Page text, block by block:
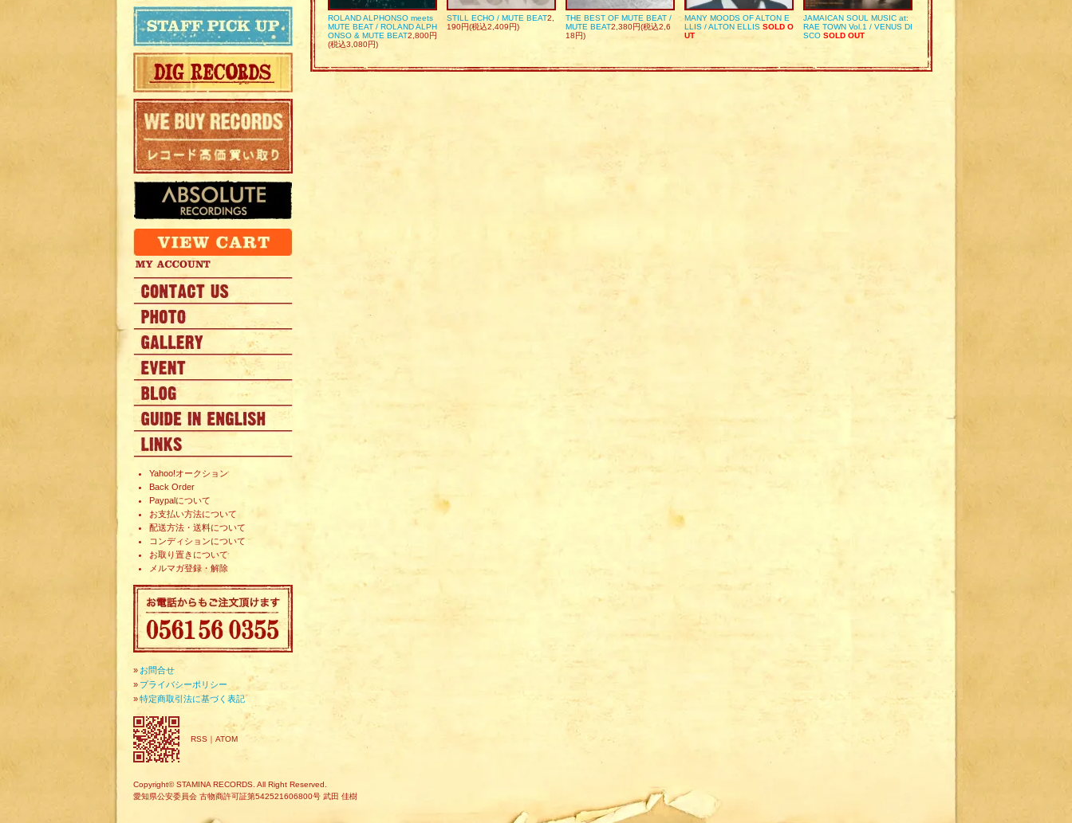
Yahoo!オークション
Back Order
Paypalについて
お支払い方法について
配送方法・送料について
コンディションについて
お取り置きについて
メルマガ登録・解除
» お問合せ
» プライバシーポリシー
»特定商取引法に基づく表記
RSS ｜ ATOM
ROLAND ALPHONSO meets
MUTE BEAT / ROLAND ALPH
ONSO & MUTE BEAT2,800円
(税込3,080円)
STILL ECHO / MUTE BEAT2,
190円(税込2,409円)
THE BEST OF MUTE BEAT /
MUTE BEAT2,380円(税込2,6
18円)
MANY MOODS OF ALTON E
LLIS / ALTON ELLIS SOLD O
UT
JAMAICAN SOUL MUSIC at:
RAE TOWN Vol.1 / VENUS DI
SCO SOLD OUT
Copyright© STAMINA RECORDS. All Right Reserved.
愛知県公安委員会 古物商許可証第542521606800号 武田 佳樹